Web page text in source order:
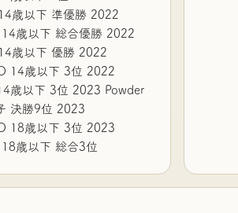
歳以下 準優勝 2022
歳以下 総合優勝 2022
歳以下 優勝 2022
14歳以下 3位 2022
歳以下 3位 2023 Powder
決勝9位 2023
18歳以下 3位 2023
歳以下 総合3位